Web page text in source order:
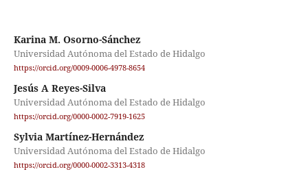
Karina M. Osorno-Sánchez
Universidad Autónoma del Estado de Hidalgo
https://orcid.org/0009-0006-4978-8654
Jesús A Reyes-Silva
Universidad Autónoma del Estado de Hidalgo
https://orcid.org/0000-0002-7919-1625
Sylvia Martínez-Hernández
Universidad Autónoma del Estado de Hidalgo
https://orcid.org/0000-0002-3313-4318